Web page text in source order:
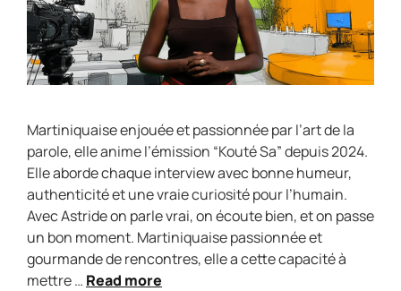
Martiniquaise enjouée et passionnée par l’art de la
parole, elle anime l’émission “Kouté Sa” depuis 2024.
Elle aborde chaque interview avec bonne humeur,
authenticité et une vraie curiosité pour l’humain.
Avec Astride on parle vrai, on écoute bien, et on passe
un bon moment. Martiniquaise passionnée et
gourmande de rencontres, elle a cette capacité à
mettre … Read more